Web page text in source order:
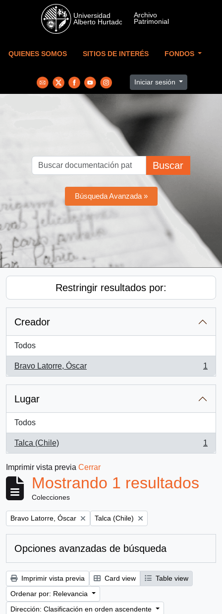
Skip to main content
QUIENES SOMOS SITIOS DE INTERÉS FONDOS
Iniciar sesión
Buscar
Búsqueda Avanzada »
Restringir resultados por:
Creador
Todos
Bravo Latorre, Óscar
, 1 resultados
1
Lugar
Todos
Talca (Chile)
, 1 resultados
1
Imprimir vista previa Cerrar
Mostrando 1 resultados
Colecciones
Remove filter:
Bravo Latorre, Óscar Remove filter:
Talca (Chile)
Opciones avanzadas de búsqueda
Imprimir vista previa Card view
Table view
Ordenar por: Relevancia
Dirección: Clasificación en orden ascendente